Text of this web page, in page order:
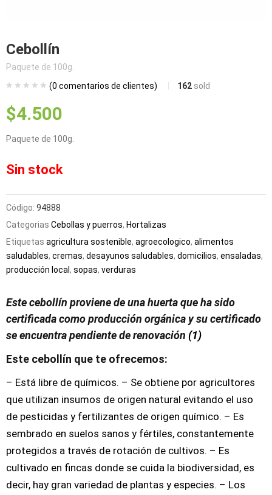
Cebollín
Paquete de 100g.
(0 comentarios de clientes) 162 sold
$4.500
Paquete de 100g.
Sin stock
Código: 94888
Categorias Cebollas y puerros, Hortalizas
Etiquetas agricultura sostenible, agroecologico, alimentos
saludables, cremas, desayunos saludables, domicilios, ensaladas,
producción local, sopas, verduras
Este cebollín proviene de una huerta que ha sido
certificada como producción orgánica y su certificado
se encuentra pendiente de renovación (1)
Este cebollín que te ofrecemos:
– Está libre de químicos. – Se obtiene por agricultores
que utilizan insumos de origen natural evitando el uso
de pesticidas y fertilizantes de origen químico. – Es
sembrado en suelos sanos y fértiles, constantemente
protegidos a través de rotación de cultivos. – Es
cultivado en fincas donde se cuida la biodiversidad, es
decir, hay gran variedad de plantas y especies. – Los